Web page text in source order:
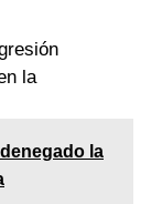
la
la